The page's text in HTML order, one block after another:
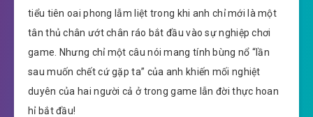
tiểu tiên oai phong lẫm liệt trong khi anh chỉ mới là một
tân thủ chân ướt chân ráo bắt đầu vào sự nghiệp chơi
game. Nhưng chỉ một câu nói mang tính bùng nổ “lần
sau muốn chết cứ gặp ta” của anh khiến mối nghiệt
duyên của hai người cả ở trong game lẫn đời thực hoan
hỉ bắt đầu!